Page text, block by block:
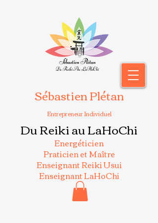
Sébastien Plétan
Entrepreneur Individuel
Du Reiki au LaHoChi
Energéticien
Praticien et Maître
Enseignant Reiki Usui
Enseignant LaHoChi